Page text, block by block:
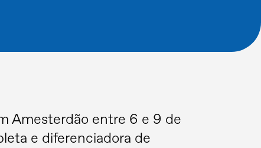
Amesterdão entre 6 e 9 de
e diferenciadora de